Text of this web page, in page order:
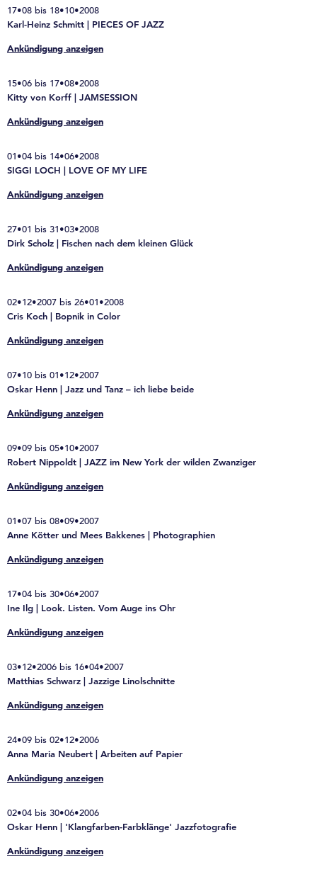
17•08 bis 18•10•2008
Karl-Heinz Schmitt | PIECES OF JAZZ
Ankündigung anzeigen
15•06 bis 17•08•2008
Kitty von Korff | JAMSESSION
Ankündigung anzeigen
01•04 bis 14•06•2008
SIGGI LOCH | LOVE OF MY LIFE
Ankündigung anzeigen
27•01 bis 31•03•2008
Dirk Scholz | Fischen nach dem kleinen Glück
Ankündigung anzeigen
02•12•2007 bis 26•01•2008
Cris Koch | Bopnik in Color
Ankündigung anzeigen
07•10 bis 01•12•2007
Oskar Henn | Jazz und Tanz – ich liebe beide
Ankündigung anzeigen
09•09 bis 05•10•2007
Robert Nippoldt | JAZZ im New York der wilden Zwanziger
Ankündigung anzeigen
01•07 bis 08•09•2007
Anne Kötter und Mees Bakkenes | Photographien
Ankündigung anzeigen
17•04 bis 30•06•2007
Ine Ilg | Look. Listen. Vom Auge ins Ohr
Ankündigung anzeigen
03•12•2006 bis 16•04•2007
Matthias Schwarz | Jazzige Linolschnitte
Ankündigung anzeigen
24•09 bis 02•12•2006
Anna Maria Neubert | Arbeiten auf Papier
Ankündigung anzeigen
02•04 bis 30•06•2006
Oskar Henn | 'Klangfarben-Farbklänge' Jazzfotografie
Ankündigung anzeigen